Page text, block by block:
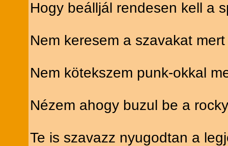
Hogy beálljál rendesen kell a
Nem keresem a szavakat
Nem kötekszem punk-okkal
Nézem ahogy buzul be a
Te is szavazz nyugodtan a